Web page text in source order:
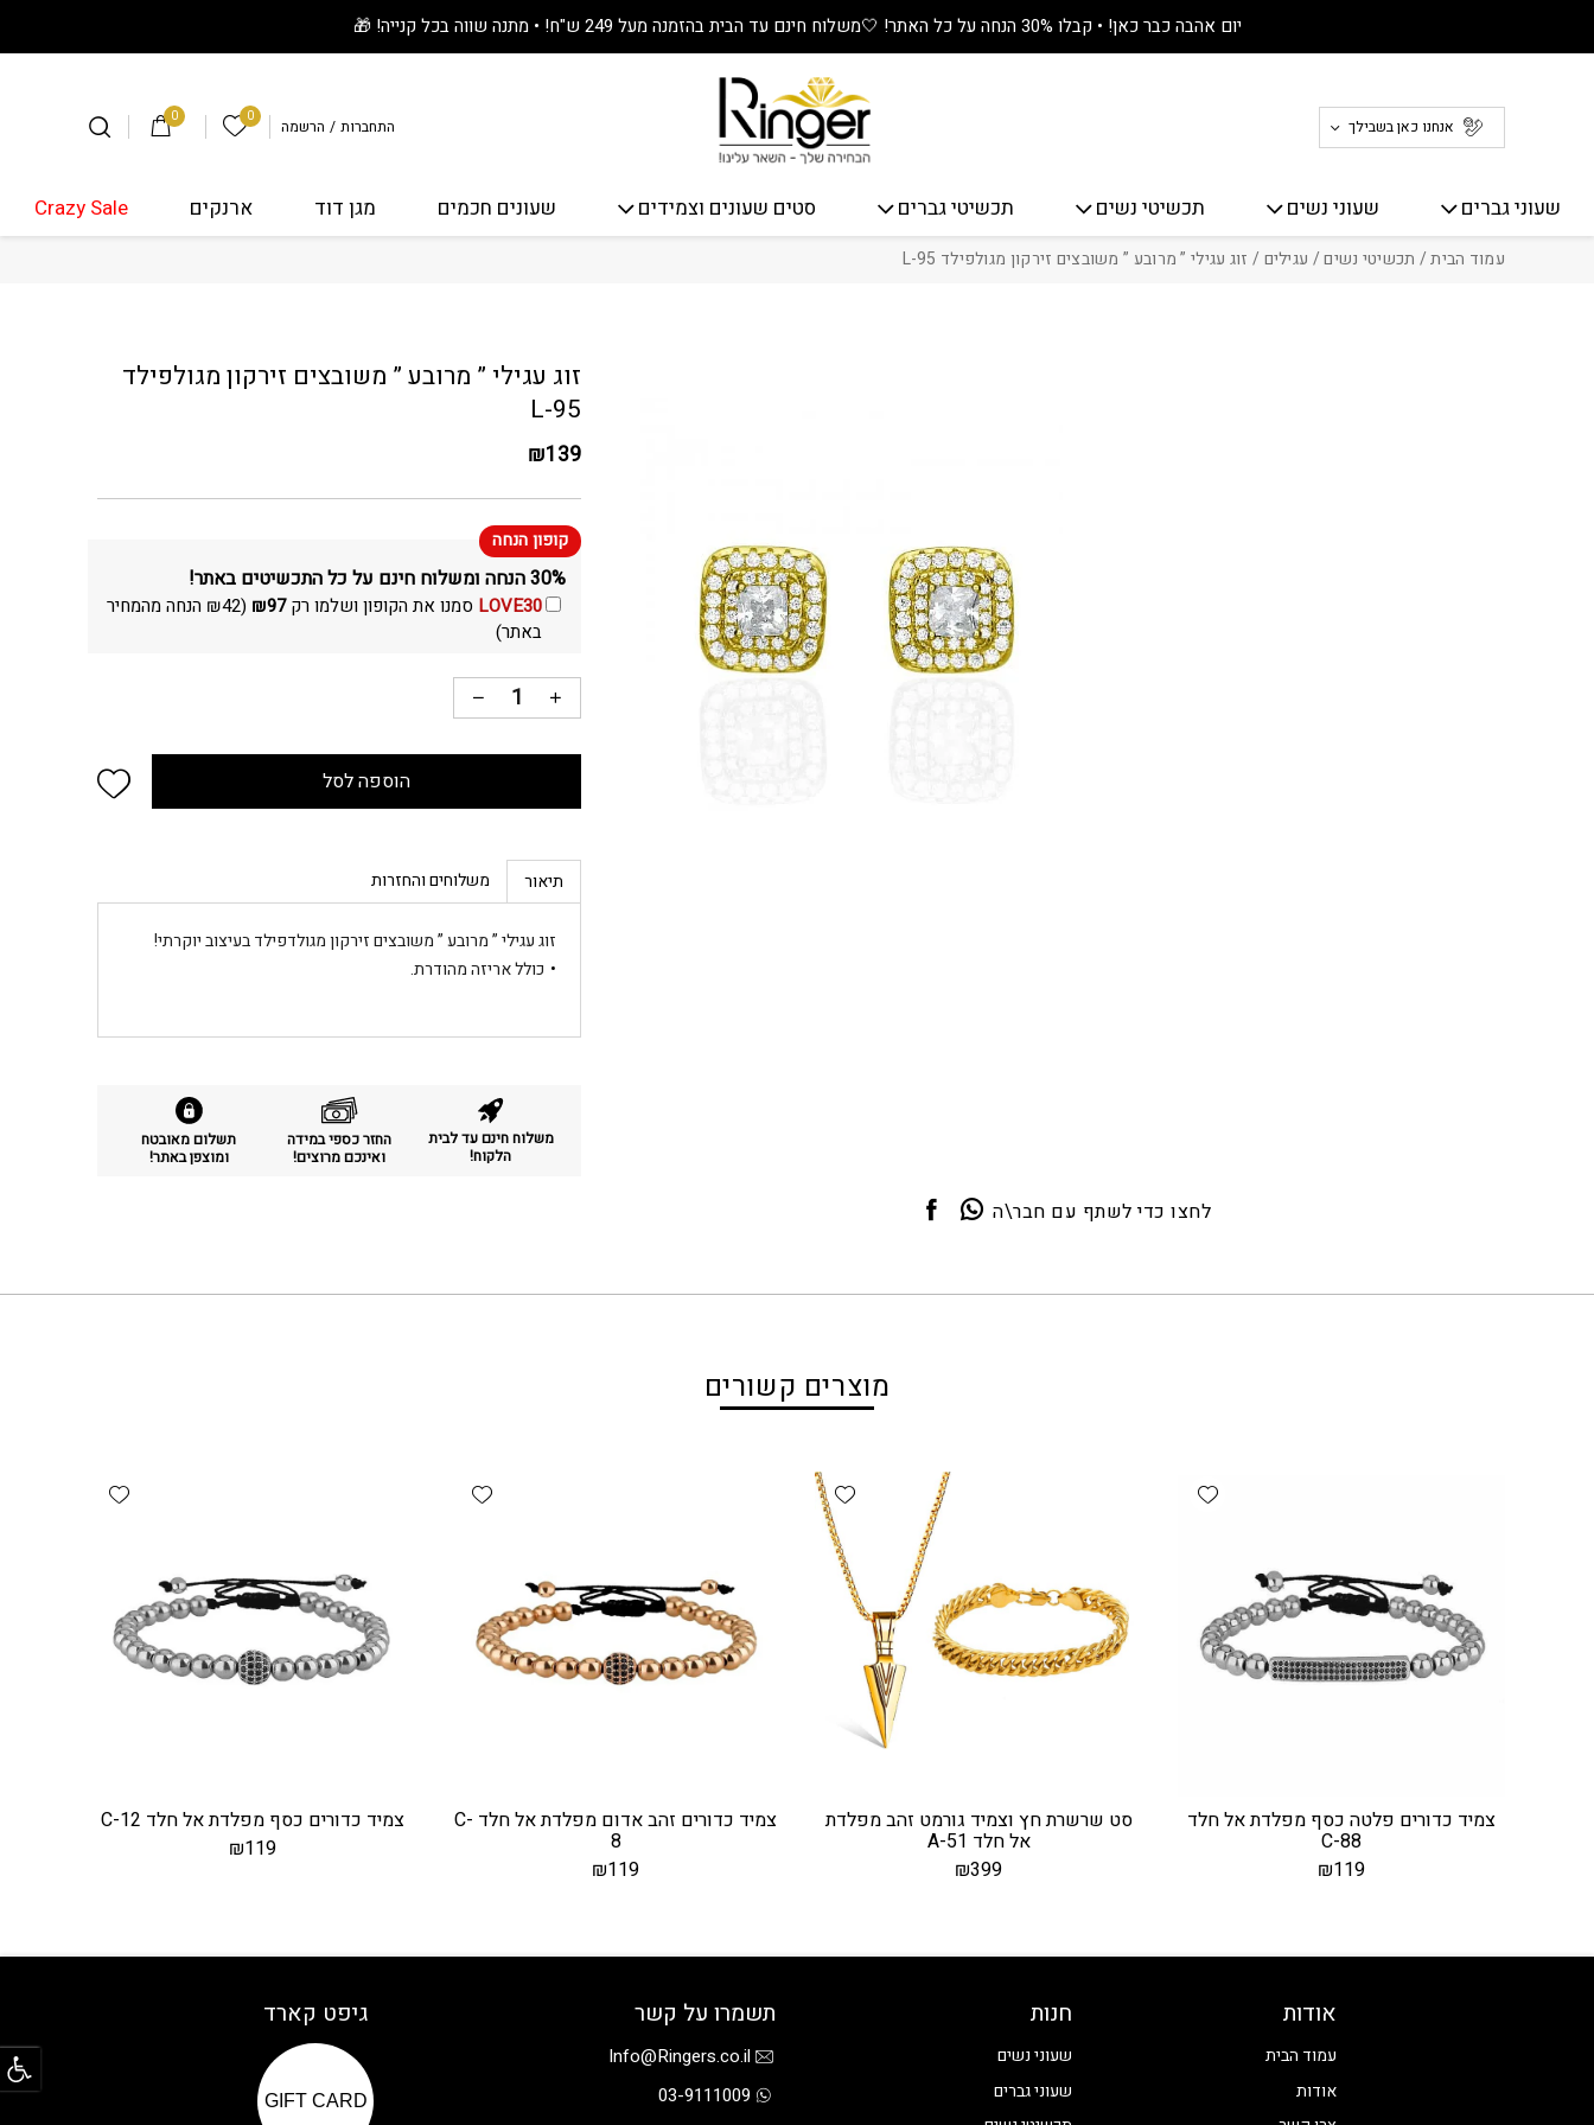
יום אהבה כבר כאן! • קבלו 30% הנחה על כל האתר! 🤍 משלוח חינם עד הבית בהזמנה מעל 249 ש"ח! • מתנה שווה בכל קנייה! 🎁
אנחנו כאן בשבילך 0 0 הרשימה שלי התחברות / הרשמה
שעוני גברים שעוני נשים תכשיטי נשים תכשיטי גברים סטים שעונים וצמידים שעונים חכמים מגן דוד ארנקים Crazy Sale
עמוד הבית/ תכשיטי נשים/ עגילים/ זוג עגילי ” מרובע ” משובצים זירקון מגולפילד L-95
זוג עגילי ” מרובע ” משובצים זירקון מגולפילד
L-95
₪139
30% הנחה ומשלוח חינם על כל התכשיטים באתר!
LOVE30 סמנו את הקופון ושלמו רק ₪97
(
₪42
הנחה מהמחיר
באתר)
הוספה לסל wishlist
תיאור משלוחים והחזרות
זוג עגילי ” מרובע ” משובצים זירקון מגולדפילד בעיצוב יוקרתי!
כולל אריזה מהודרת.
משלוח חינם עד לבית
הלקוח!
החזר כספי במידה
ואינכם מרוצים!
תשלום מאובטח
ומוצפן באתר!
לחצו כדי לשתף עם חבר\ה
מוצרים קשורים
Add wishlist
צמיד כדורים פלטה כסף מפלדת אל חלד
C-88
₪119
Add wishlist
סט שרשרת חץ וצמיד גורמט זהב מפלדת
אל חלד A-51
₪399
Add wishlist
צמיד כדורים זהב אדום מפלדת אל חלד C-
8
₪119
Add wishlist
צמיד כדורים כסף מפלדת אל חלד C-12
₪119
אודות
עמוד הבית
אודות
חנות
שעוני נשים
שעוני גברים
תשמרו על קשר
Info@Ringers.co.il
03-9111009
גיפט קארד
GIFT CARD